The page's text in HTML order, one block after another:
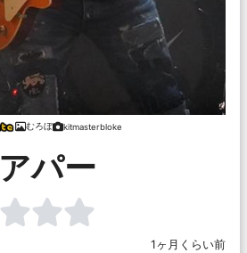
むろぼ kitmasterbloke
アパー
1ヶ月くらい前